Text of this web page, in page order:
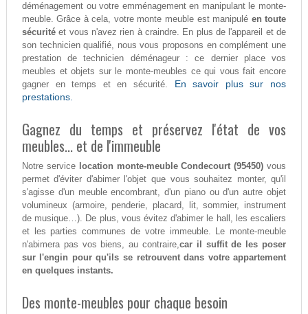
déménagement ou votre emménagement en manipulant le monte-
meuble. Grâce à cela, votre monte meuble est manipulé en toute
sécuritéet vous n'avez rien à craindre. En plus de l'appareil et de
son technicien qualifié, nous vous proposons en complément une
prestation de technicien déménageur : ce dernier place vos
meubles et objets sur le monte-meubles ce qui vous fait encore
gagner en temps et en sécurité. En savoir plus sur nos
prestations.
Gagnez du temps et préservez l'état de vos
meubles... et de l'immeuble
Notre service location monte-meuble Condecourt (95450) vous
permet d'éviter d'abimer l'objet que vous souhaitez monter, qu'il
s'agisse d'un meuble encombrant, d'un piano ou d'un autre objet
volumineux (armoire, penderie, placard, lit, sommier, instrument
de musique…). De plus, vous évitez d'abimer le hall, les escaliers
et les parties communes de votre immeuble. Le monte-meuble
n'abimera pas vos biens, au contraire,car il suffit de les poser
sur l'engin pour qu'ils se retrouvent dans votre appartement
en quelques instants.
Des monte-meubles pour chaque besoin